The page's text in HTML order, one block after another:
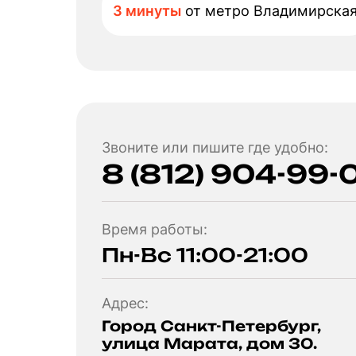
3 минуты от метро
Звоните или пишите где удобно:
8 (812) 904-99-
Время работы:
Пн-Вс 11:00-21:00
Адрес:
Город Санкт-Петербург,
улица Марата, дом 30.